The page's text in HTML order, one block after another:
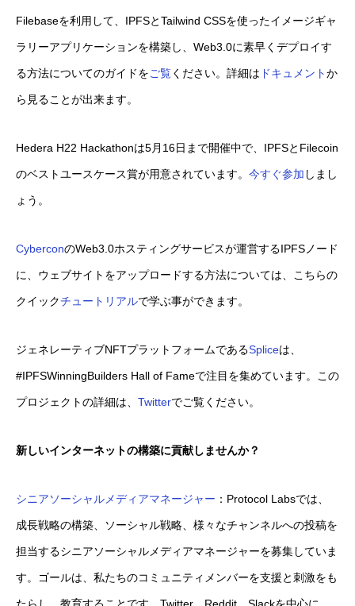
Filebaseを利用して、IPFSとTailwind CSSを使ったイメージギャ
ラリーアプリケーションを構築し、Web3.0に素早くデプロイす
る方法についてのガイドをご覧ください。詳細は ドキュメントか
ら見ることが出来ます。
Hedera H22 Hackathonは5月16日まで開催中で、IPFSとFilecoin
のベストユースケース賞が用意されています。 今すぐ参加 しまし
ょう。
CyberconのWeb3.0ホスティングサービスが運営するIPFSノード
に、ウェブサイトをアップロードする方法については、こちらの
クイックチュートリアルで学ぶ事ができます。
ジェネレーティブNFTプラットフォームであるSpliceは、
#IPFSWinningBuilders Hall of Fameで注目を集めています。この
プロジェクトの詳細は、 Twitterでご覧ください。
新しいインターネットの構築に貢献しませんか？
シニアソーシャルメディアマネージャー ：Protocol Labsでは、
成長戦略の構築、ソーシャル戦略、様々なチャンネルへの投稿を
担当するシニアソーシャルメディアマネージャーを募集していま
す。ゴールは、私たちのコミュニティメンバーを支援と刺激をも